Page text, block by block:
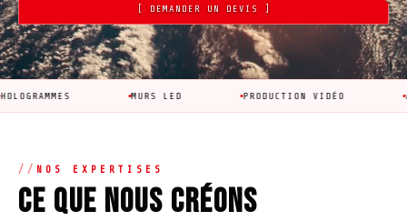
[ DEMANDER UN DEVIS ]
MURS LED PRODUCTION VIDÉO
NOS EXPERTISES
Ce que nous créons